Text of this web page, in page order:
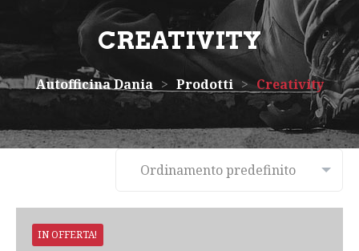
CREATIVITY
Autofficina Dania > Prodotti > Creativity
IN OFFERTA!